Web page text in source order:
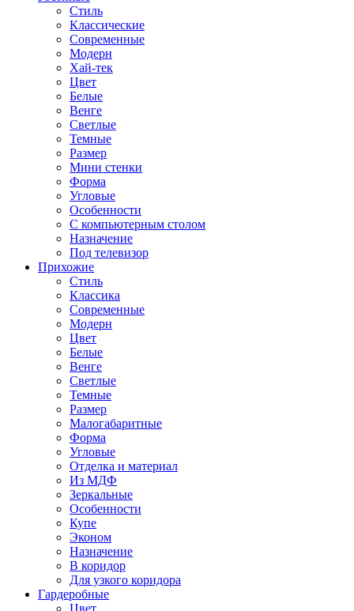
Стиль
Классические
Современные
Модерн
Хай-тек
Цвет
Белые
Венге
Светлые
Темные
Размер
Мини стенки
Форма
Угловые
Особенности
С компьютерным столом
Назначение
Под телевизор
Прихожие
Стиль
Классика
Современные
Модерн
Цвет
Белые
Венге
Светлые
Темные
Размер
Малогабаритные
Форма
Угловые
Отделка и материал
Из МДФ
Зеркальные
Особенности
Купе
Эконом
Назначение
В коридор
Для узкого коридора
Гардеробные
Цвет